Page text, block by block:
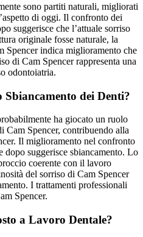
sono partiti naturali, migliorati
di oggi. Il confronto dei
suggerisce che l’attuale sorriso
originale fosse naturale, la
Spencer indica miglioramento che
di Cam Spencer rappresenta una
odontoiatria.
dei Denti?
ha giocato un ruolo
Cam Spencer, contribuendo alla
Il miglioramento nel confronto
dopo suggerisce sbiancamento. Lo
coerente con il lavoro
del sorriso di Cam Spencer
I trattamenti professionali
Spencer.
a Lavoro Dentale?